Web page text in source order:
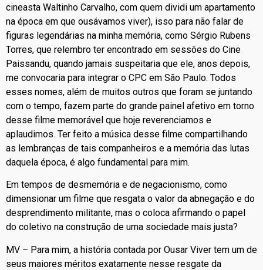
cineasta Waltinho Carvalho, com quem dividi um apartamento
na época em que ousávamos viver), isso para não falar de
figuras legendárias na minha memória, como Sérgio Rubens
Torres, que relembro ter encontrado em sessões do Cine
Paissandu, quando jamais suspeitaria que ele, anos depois,
me convocaria para integrar o CPC em São Paulo. Todos
esses nomes, além de muitos outros que foram se juntando
com o tempo, fazem parte do grande painel afetivo em torno
desse filme memorável que hoje reverenciamos e
aplaudimos. Ter feito a música desse filme compartilhando
as lembranças de tais companheiros e a memória das lutas
daquela época, é algo fundamental para mim.
Em tempos de desmemória e de negacionismo, como
dimensionar um filme que resgata o valor da abnegação e do
desprendimento militante, mas o coloca afirmando o papel
do coletivo na construção de uma sociedade mais justa?
MV – Para mim, a história contada por Ousar Viver tem um de
seus maiores méritos exatamente nesse resgate da